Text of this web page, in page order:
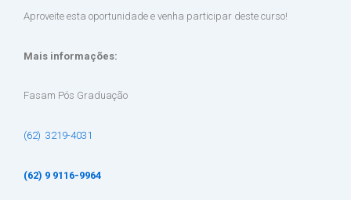
Aproveite esta oportunidade e venha participar deste curso!
Mais informações:
Fasam Pós Graduação
(62) 3219-4031
(62) 9 9116-9964